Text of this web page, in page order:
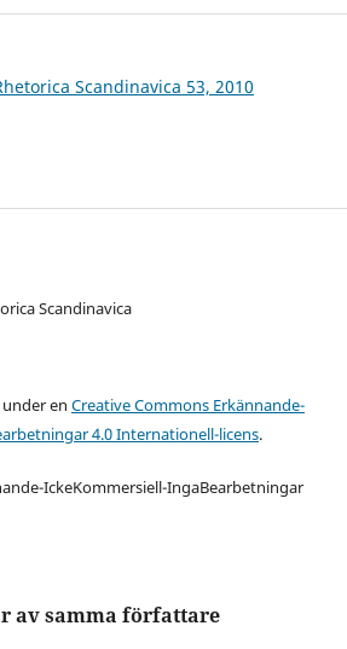
Scandinavica 53, 2010
Scandinavica
en Creative Commons Erkännande-
4.0 Internationell-licens.
IckeKommersiell-IngaBearbetningar
av samma författare